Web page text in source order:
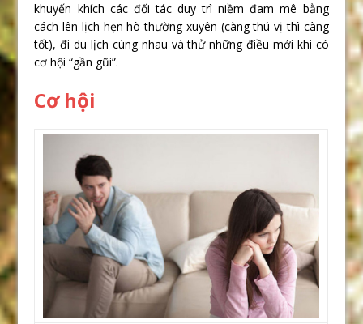
khuyến khích các đối tác duy trì niềm đam mê bằng
cách lên lịch hẹn hò thường xuyên (càng thú vị thì càng
tốt), đi du lịch cùng nhau và thử những điều mới khi có
cơ hội “gần gũi”.
Cơ hội